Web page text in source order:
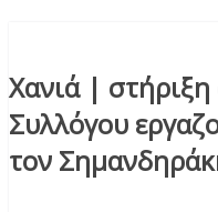
Χανιά |
Συλλόγου
τον